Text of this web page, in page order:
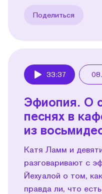
Поделиться
33:37
Эфиопия. О
песнях в
из
Катя Ламм и
разговаривают с
Йехуалой о том,
правда ли, что